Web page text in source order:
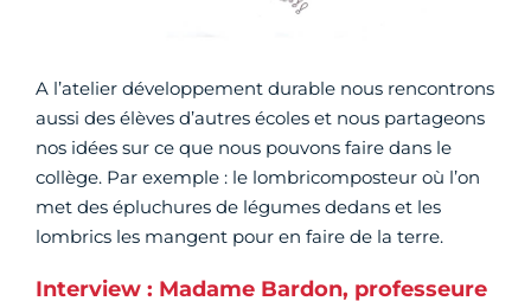
A l’atelier développement durable nous rencontrons
aussi des élèves d’autres écoles et nous partageons
nos idées sur ce que nous pouvons faire dans le
collège. Par exemple : le lombricomposteur où l’on
met des épluchures de légumes dedans et les
lombrics les mangent pour en faire de la terre.
Interview : Madame Bardon, professeure